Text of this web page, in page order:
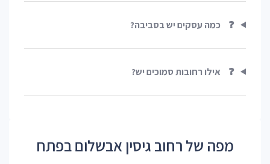
❓ כמה עסקים יש בסביבה?
❓ אילו רחובות סמוכים יש?
מפה של רחוב גיסין אבשלום בפתח